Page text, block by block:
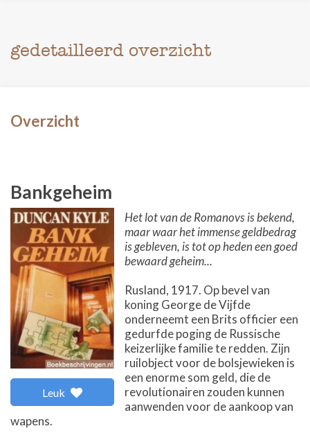
gedetailleerd overzicht
Overzicht
Bankgeheim
Leuk
Het lot van de Romanovs is bekend,
maar waar het immense geldbedrag
is gebleven, is tot op heden een goed
bewaard geheim...
Rusland, 1917. Op bevel van
koning George de Vijfde
onderneemt een Brits officier een
gedurfde poging de Russische
keizerlijke familie te redden. Zijn
ruilobject voor de bolsjewieken is
een enorme som geld, die de
revolutionairen zouden kunnen
aanwenden voor de aankoop van
wapens.